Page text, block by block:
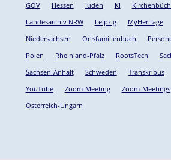
GOV
Hessen Juden KI
Landesarchiv NRW
Leipzig MyHeritage
Niedersachsen
Ortsfamilienbuch
Polen
Rheinland-Pfalz RootsTech
Sachsen-Anhalt
Schweden Transkribus
YouTube
Zoom-Meeting Zoom-Meetings
Österreich-Ungarn